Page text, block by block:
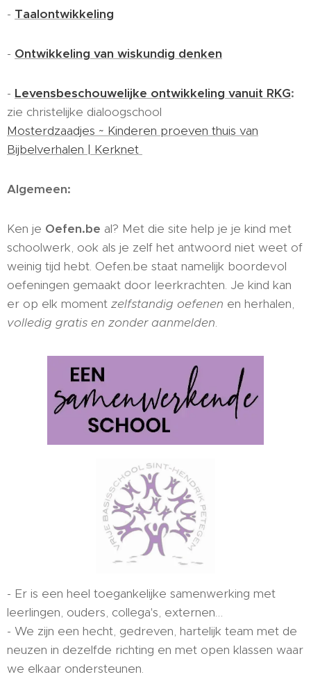
- Taalontwikkeling
- Ontwikkeling van wiskundig denken
- Levensbeschouwelijke ontwikkeling vanuit RKG:
zie christelijke dialoogschool
Mosterdzaadjes ~ Kinderen proeven thuis van
Bijbelverhalen | Kerknet
Algemeen:
Ken je Oefen.be al? Met die site help je je kind met
schoolwerk, ook als je zelf het antwoord niet weet of
weinig tijd hebt. Oefen.be staat namelijk boordevol
oefeningen gemaakt door leerkrachten. Je kind kan
er op elk moment zelfstandig oefenen en herhalen,
volledig gratis en zonder aanmelden.
- Er is een heel toegankelijke samenwerking met
leerlingen, ouders, collega's, externen…
- We zijn een hecht, gedreven, hartelijk team met de
neuzen in dezelfde richting en met open klassen waar
we elkaar ondersteunen.